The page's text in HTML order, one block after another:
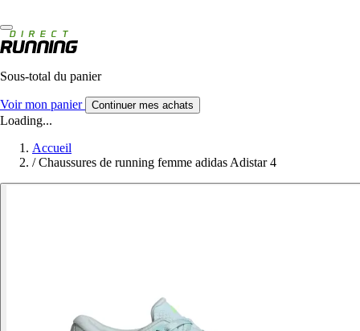
Sous-total du panier
Voir mon panier Continuer mes achats
Loading...
Accueil
/ Chaussures de running femme adidas Adistar 4